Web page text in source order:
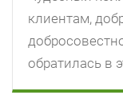
клиентам,
обратилась в